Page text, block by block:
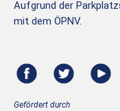
Aufgrund der
mit dem ÖPNV.
Gefördert durch